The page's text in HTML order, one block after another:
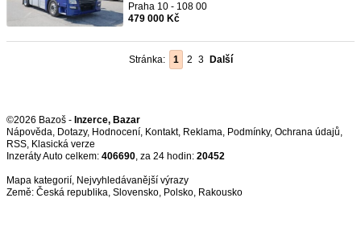
Praha 10 - 108 00
479 000 Kč
Stránka: 1 2 3 Další
©2026 Bazoš - Inzerce, Bazar
Nápověda, Dotazy, Hodnocení, Kontakt, Reklama, Podmínky, Ochrana údajů,
RSS,
Inzeráty Auto celkem: 406690, za 24 hodin: 20452
Mapa kategorií, Nejvyhledávanější výrazy
Země: Česká republika, Slovensko, Polsko, Rakousko